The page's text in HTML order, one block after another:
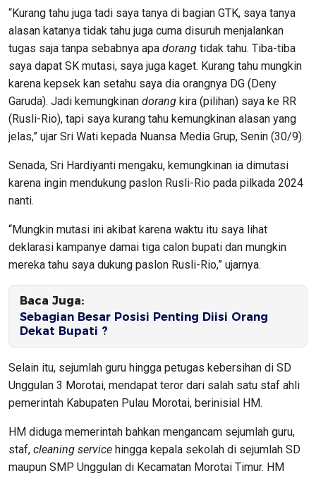
“Kurang tahu juga tadi saya tanya di bagian GTK, saya tanya
alasan katanya tidak tahu juga cuma disuruh menjalankan
tugas saja tanpa sebabnya apa dorang tidak tahu. Tiba-tiba
saya dapat SK mutasi, saya juga kaget. Kurang tahu mungkin
karena kepsek kan setahu saya dia orangnya DG (Deny
Garuda). Jadi kemungkinan dorang kira (pilihan) saya ke RR
(Rusli-Rio), tapi saya kurang tahu kemungkinan alasan yang
jelas,” ujar Sri Wati kepada Nuansa Media Grup, Senin (30/9).
Senada, Sri Hardiyanti mengaku, kemungkinan ia dimutasi
karena ingin mendukung paslon Rusli-Rio pada pilkada 2024
nanti.
“Mungkin mutasi ini akibat karena waktu itu saya lihat
deklarasi kampanye damai tiga calon bupati dan mungkin
mereka tahu saya dukung paslon Rusli-Rio,” ujarnya.
Baca Juga:
Sebagian Besar Posisi Penting Diisi Orang
Dekat Bupati ?
Selain itu, sejumlah guru hingga petugas kebersihan di SD
Unggulan 3 Morotai, mendapat teror dari salah satu staf ahli
pemerintah Kabupaten Pulau Morotai, berinisial HM.
HM diduga memerintah bahkan mengancam sejumlah guru,
staf, cleaning service hingga kepala sekolah di sejumlah SD
maupun SMP Unggulan di Kecamatan Morotai Timur. HM